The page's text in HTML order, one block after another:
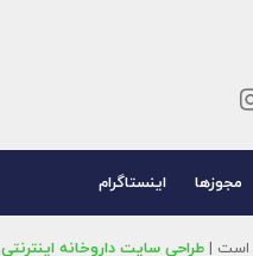
مجوزها اینستاگرام
است |طراحی سایت داروخانه اینترنتی